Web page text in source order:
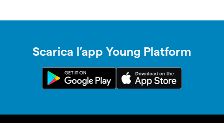
Scarica l’app Young Platform